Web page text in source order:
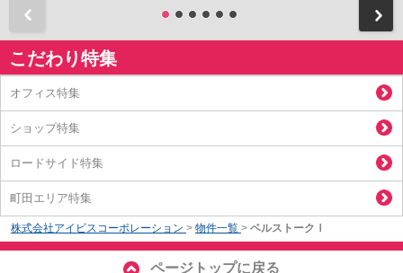
こだわり特集
オフィス特集
ショップ特集
ロードサイド特集
町田エリア特集
株式会社アイビスコーポレーション > 物件一覧 > ベルストークⅠ
ページトップに戻る